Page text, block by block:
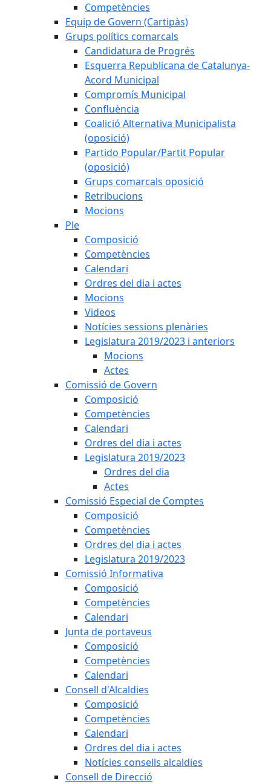
Competències
Equip de Govern (Cartipàs)
Grups polítics comarcals
Candidatura de Progrés
Esquerra Republicana de Catalunya-
Acord Municipal
Compromís Municipal
Confluència
Coalició Alternativa Municipalista
(oposició)
Partido Popular/Partit Popular
(oposició)
Grups comarcals oposició
Retribucions
Mocions
Ple
Composició
Competències
Calendari
Ordres del dia i actes
Mocions
Videos
Notícies sessions plenàries
Legislatura 2019/2023 i anteriors
Mocions
Actes
Comissió de Govern
Composició
Competències
Calendari
Ordres del dia i actes
Legislatura 2019/2023
Ordres del dia
Actes
Comissió Especial de Comptes
Composició
Competències
Ordres del dia i actes
Legislatura 2019/2023
Comissió Informativa
Composició
Competències
Calendari
Junta de portaveus
Composició
Competències
Calendari
Consell d'Alcaldies
Composició
Competències
Calendari
Ordres del dia i actes
Notícies consells alcaldies
Consell de Direcció